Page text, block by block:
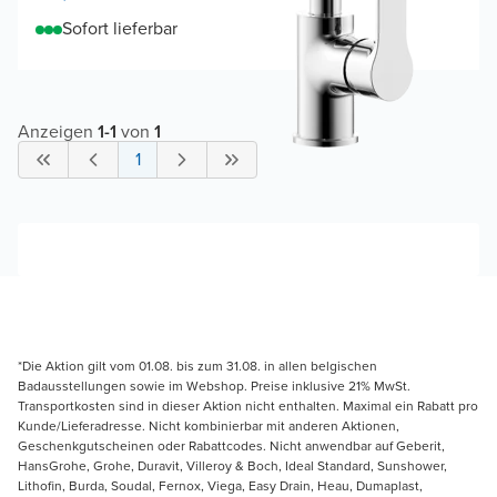
Sofort lieferbar
Anzeigen 1-1 von 1
1
*Die Aktion gilt vom 01.08. bis zum 31.08. in allen belgischen
Badausstellungen sowie im Webshop. Preise inklusive 21% MwSt.
Transportkosten sind in dieser Aktion nicht enthalten. Maximal ein Rabatt pro
Kunde/Lieferadresse. Nicht kombinierbar mit anderen Aktionen,
Geschenkgutscheinen oder Rabattcodes. Nicht anwendbar auf Geberit,
HansGrohe, Grohe, Duravit, Villeroy & Boch, Ideal Standard, Sunshower,
Lithofin, Burda, Soudal, Fernox, Viega, Easy Drain, Heau, Dumaplast,